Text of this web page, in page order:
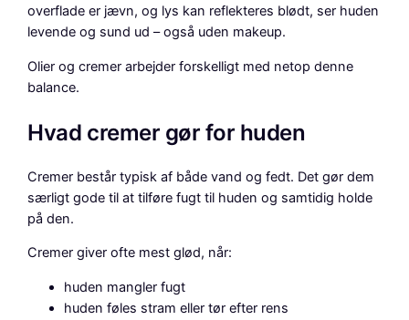
overflade er jævn, og lys kan reflekteres blødt, ser huden
levende og sund ud – også uden makeup.
Olier og cremer arbejder forskelligt med netop denne
balance.
Hvad cremer gør for huden
Cremer består typisk af både vand og fedt. Det gør dem
særligt gode til at tilføre fugt til huden og samtidig holde
på den.
Cremer giver ofte mest glød, når:
huden mangler fugt
huden føles stram eller tør efter rens